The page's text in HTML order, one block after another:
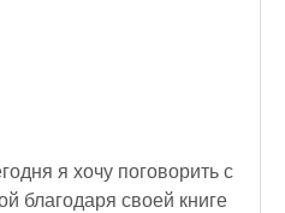
я хочу поговорить с
благодаря своей книге